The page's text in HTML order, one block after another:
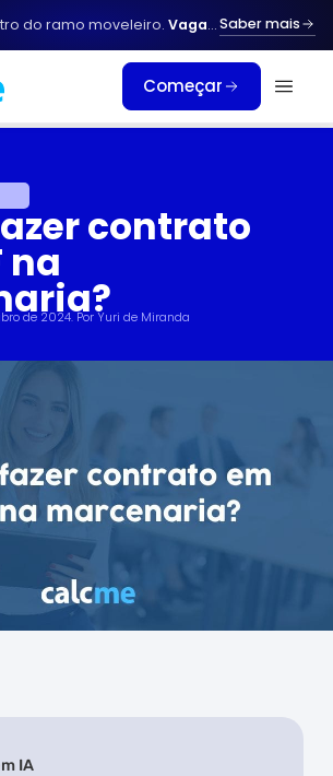
do ramo moveleiro. Vagas limitadas. Saber mais
Começar
contrato
na
de 2024. PorYuri de Miranda
IA